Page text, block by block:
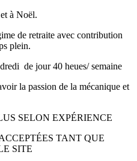
à Noël.
de retraite avec contribution
plein.
de jour 40 heues/ semaine
la passion de la mécanique et
SELON EXPÉRIENCE
TANT QUE
SITE